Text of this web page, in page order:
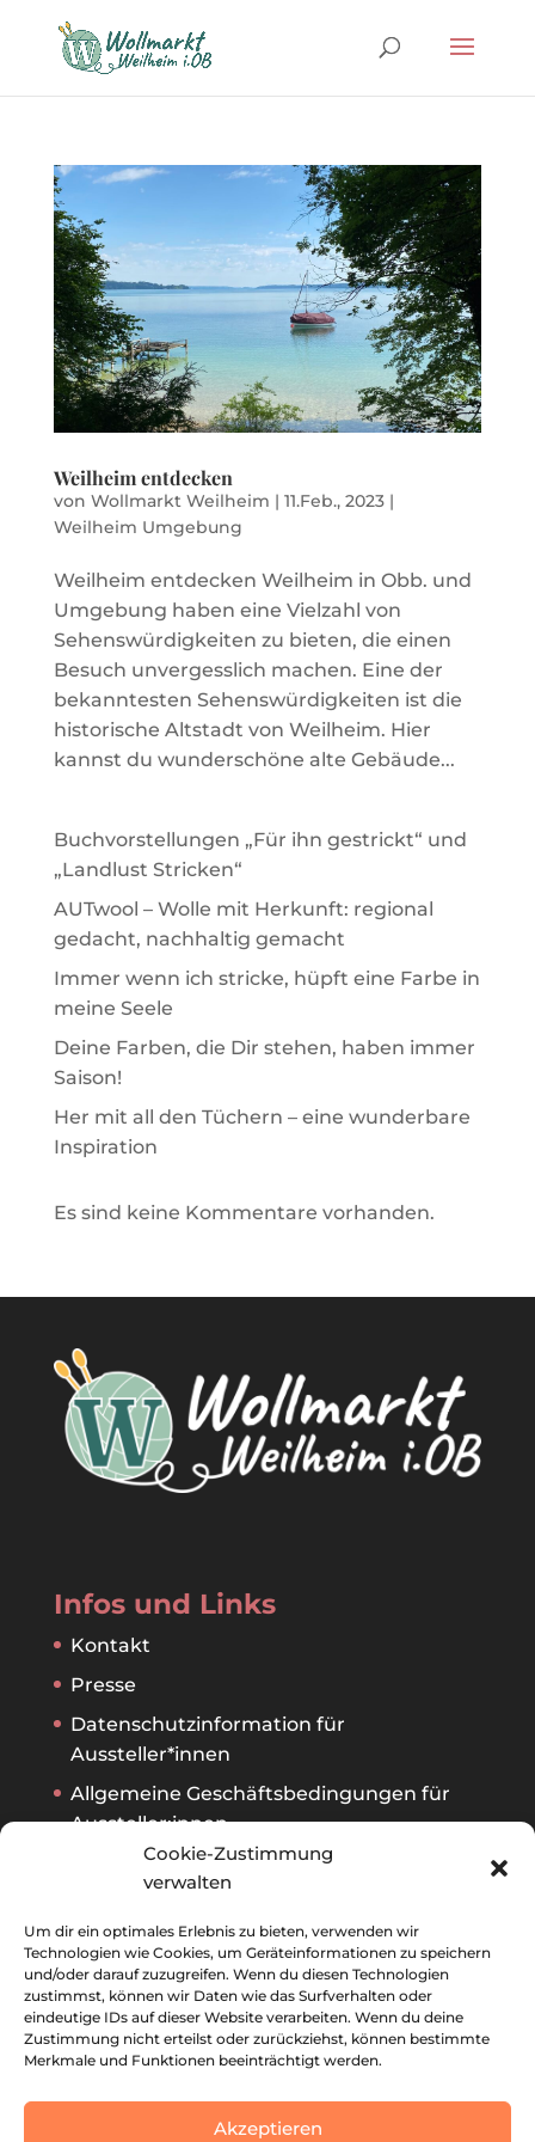
Cookie-Zustimmung
verwalten
Um dir ein optimales Erlebnis zu bieten, verwenden wir
Technologien wie Cookies, um Geräteinformationen zu speichern
und/oder darauf zuzugreifen. Wenn du diesen Technologien
zustimmst, können wir Daten wie das Surfverhalten oder
eindeutige IDs auf dieser Website verarbeiten. Wenn du deine
Zustimmung nicht erteilst oder zurückziehst, können bestimmte
Merkmale und Funktionen beeinträchtigt werden.
Akzeptieren
Weilheim entdecken
von Wollmarkt Weilheim | 11.Feb., 2023|
Weilheim Umgebung
Weilheim entdecken Weilheim in Obb. und
Umgebung haben eine Vielzahl von
Sehenswürdigkeiten zu bieten, die einen
Besuch unvergesslich machen. Eine der
bekanntesten Sehenswürdigkeiten ist die
historische Altstadt von Weilheim. Hier
kannst du wunderschöne alte Gebäude...
Buchvorstellungen „Für ihn gestrickt“ und
„Landlust Stricken“
AUTwool – Wolle mit Herkunft: regional
gedacht, nachhaltig gemacht
Immer wenn ich stricke, hüpft eine Farbe in
meine Seele
Deine Farben, die Dir stehen, haben immer
Saison!
Her mit all den Tüchern – eine wunderbare
Inspiration
Es sind keine Kommentare vorhanden.
Infos und Links
Kontakt
Presse
Datenschutzinformation für
Aussteller*innen
Allgemeine Geschäftsbedingungen für
Aussteller:innen
Ausstellerverzeichnis 2026
Ausstellerverzeichnis 2025
Ausstellerverzeichnis 2024
Ausstellerverzeichnis 2023